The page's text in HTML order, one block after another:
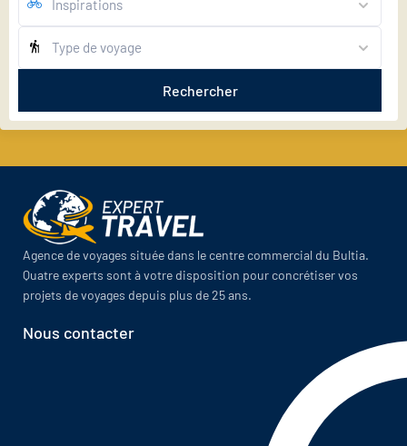
Rechercher
Agence de voyages située dans le centre commercial du Bultia.
Quatre experts sont à votre disposition pour concrétiser vos
projets de voyages depuis plus de 25 ans.
Nous contacter